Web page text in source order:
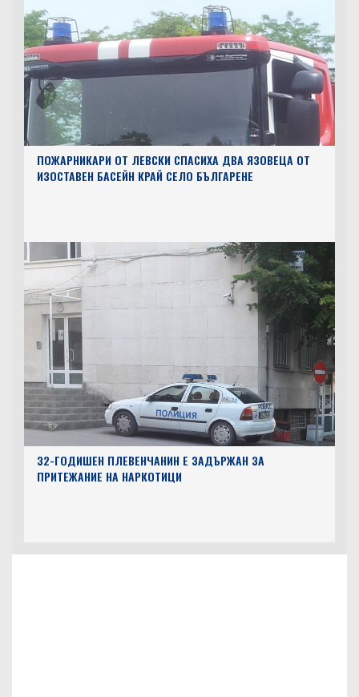
ПОЖАРНИКАРИ ОТ ЛЕВСКИ СПАСИХА ДВА ЯЗОВЕЦА ОТ
ИЗОСТАВЕН БАСЕЙН КРАЙ СЕЛО БЪЛГАРЕНЕ
32-ГОДИШЕН ПЛЕВЕНЧАНИН Е ЗАДЪРЖАН ЗА
ПРИТЕЖАНИЕ НА НАРКОТИЦИ